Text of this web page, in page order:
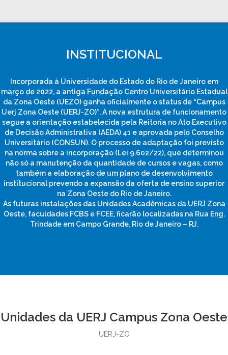
INSTITUCIONAL
Incorporada à Universidade do Estado do Rio de Janeiro em
março de 2022, a antiga Fundação Centro Universitário Estadual
da Zona Oeste (UEZO) ganha oficialmente o status de “Campus
Uerj Zona Oeste (UERJ-ZO)”. A nova estrutura de funcionamento
segue a orientação estabelecida pela Reitoria no Ato Executivo
de Decisão Administrativa (AEDA) 41 e aprovada pelo Conselho
Universitário (CONSUN). O processo de adaptação foi previsto
na norma sobre a incorporação (Lei 9.602/22), que determinou
não só a manutenção da quantidade de cursos e vagas, como
também a elaboração de um plano de desenvolvimento
institucional prevendo a expansão da oferta de ensino superior
na Zona Oeste do Rio de Janeiro.
As futuras instalações das Unidades Acadêmicas da UERJ Zona
Oeste, faculdades FCBS e FCEE, ficarão localizadas na Rua Eng.
Trindade em Campo Grande, Rio de Janeiro – RJ.
Unidades da UERJ Campus Zona Oeste
UERJ-ZO